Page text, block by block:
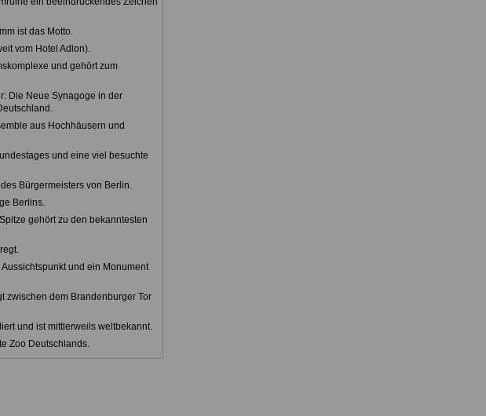
ist das Motto.
vom Hotel Adlon).
und gehört zum
Die Neue Synagoge in der
aus Hochhäusern und
und eine viel besuchte
Bürgermeisters von Berlin.
Berlins.
gehört zu den bekanntesten
und ein Monument
zwischen dem Brandenburger Tor
und ist mittlerweils weltbekannt.
Zoo Deutschlands.